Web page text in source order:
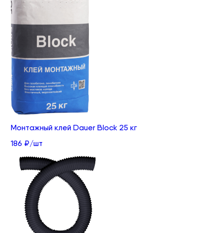
Монтажный клей Dauer Block 25 кг
186 ₽/шт